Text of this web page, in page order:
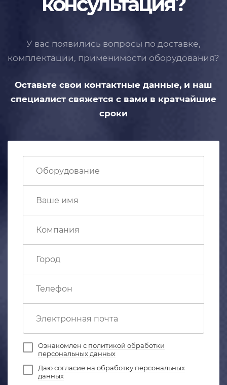
У вас появились вопросы по доставке,
комплектации, применимости оборудования?
Оставьте свои контактные данные, и наш
специалист свяжется с вами в кратчайшие
сроки
Ознакомлен с политикой обработки
персональных данных
Даюсогласие на обработку персональных
данных